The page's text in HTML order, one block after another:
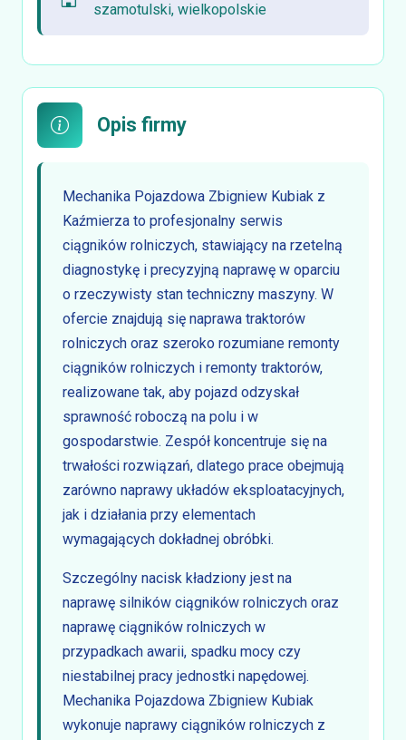
szamotulski, wielkopolskie
Opis firmy
Mechanika Pojazdowa Zbigniew Kubiak z
Kaźmierza to profesjonalny serwis
ciągników rolniczych, stawiający na rzetelną
diagnostykę i precyzyjną naprawę w oparciu
o rzeczywisty stan techniczny maszyny. W
ofercie znajdują się naprawa traktorów
rolniczych oraz szeroko rozumiane remonty
ciągników rolniczych i remonty traktorów,
realizowane tak, aby pojazd odzyskał
sprawność roboczą na polu i w
gospodarstwie. Zespół koncentruje się na
trwałości rozwiązań, dlatego prace obejmują
zarówno naprawy układów eksploatacyjnych,
jak i działania przy elementach
wymagających dokładnej obróbki.
Szczególny nacisk kładziony jest na
naprawę silników ciągników rolniczych oraz
naprawę ciągników rolniczych w
przypadkach awarii, spadku mocy czy
niestabilnej pracy jednostki napędowej.
Mechanika Pojazdowa Zbigniew Kubiak
wykonuje naprawy ciągników rolniczych z